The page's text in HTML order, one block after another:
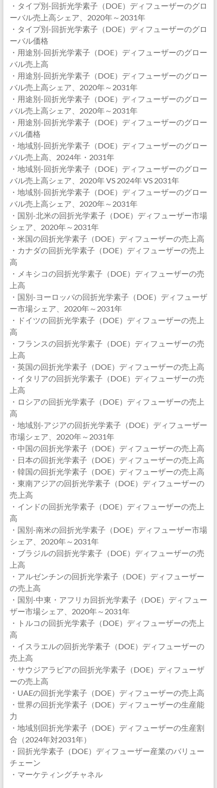
・タイプ別-回折光学素子（DOE）ディフューザーのグロ
ーバル売上高シェア、2020年～2031年
・タイプ別-回折光学素子（DOE）ディフューザーのグロ
ーバル価格
・用途別-回折光学素子（DOE）ディフューザーのグロー
バル売上高
・用途別-回折光学素子（DOE）ディフューザーのグロー
バル売上高シェア、2020年～2031年
・用途別-回折光学素子（DOE）ディフューザーのグロー
バル売上高シェア、2020年～2031年
・用途別-回折光学素子（DOE）ディフューザーのグロー
バル価格
・地域別-回折光学素子（DOE）ディフューザーのグロー
バル売上高、2024年・2031年
・地域別-回折光学素子（DOE）ディフューザーのグロー
バル売上高シェア、2020年 VS 2024年 VS 2031年
・地域別-回折光学素子（DOE）ディフューザーのグロー
バル売上高シェア、2020年～2031年
・国別-北米の回折光学素子（DOE）ディフューザー市場
シェア、2020年～2031年
・米国の回折光学素子（DOE）ディフューザーの売上高
・カナダの回折光学素子（DOE）ディフューザーの売上
高
・メキシコの回折光学素子（DOE）ディフューザーの売
上高
・国別-ヨーロッパの回折光学素子（DOE）ディフューザ
ー市場シェア、2020年～2031年
・ドイツの回折光学素子（DOE）ディフューザーの売上
高
・フランスの回折光学素子（DOE）ディフューザーの売
上高
・英国の回折光学素子（DOE）ディフューザーの売上高
・イタリアの回折光学素子（DOE）ディフューザーの売
上高
・ロシアの回折光学素子（DOE）ディフューザーの売上
高
・地域別-アジアの回折光学素子（DOE）ディフューザー
市場シェア、2020年～2031年
・中国の回折光学素子（DOE）ディフューザーの売上高
・日本の回折光学素子（DOE）ディフューザーの売上高
・韓国の回折光学素子（DOE）ディフューザーの売上高
・東南アジアの回折光学素子（DOE）ディフューザーの
売上高
・インドの回折光学素子（DOE）ディフューザーの売上
高
・国別-南米の回折光学素子（DOE）ディフューザー市場
シェア、2020年～2031年
・ブラジルの回折光学素子（DOE）ディフューザーの売
上高
・アルゼンチンの回折光学素子（DOE）ディフューザー
の売上高
・国別-中東・アフリカ回折光学素子（DOE）ディフュー
ザー市場シェア、2020年～2031年
・トルコの回折光学素子（DOE）ディフューザーの売上
高
・イスラエルの回折光学素子（DOE）ディフューザーの
売上高
・サウジアラビアの回折光学素子（DOE）ディフューザ
ーの売上高
・UAEの回折光学素子（DOE）ディフューザーの売上高
・世界の回折光学素子（DOE）ディフューザーの生産能
力
・地域別回折光学素子（DOE）ディフューザーの生産割
合（2024年対2031年）
・回折光学素子（DOE）ディフューザー産業のバリュー
チェーン
・マーケティングチャネル